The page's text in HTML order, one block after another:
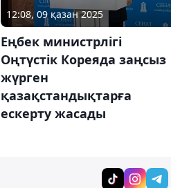
12:08, 09 қазан 2025
Еңбек министрлігі
Оңтүстік Кореяда заңсыз
жүрген
қазақстандықтарға
ескерту жасады